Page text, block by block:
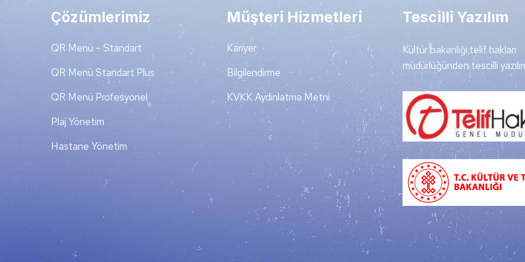
Çözümlerimiz
QR Menü – Standart
QR Menü Standart Plus
QR Menü Profesyonel
Plaj Yönetim
Hastane Yönetim
Müşteri Hizmetleri
Kariyer
Bilgilendirme
KVKK Aydınlatma Metni
Tescilli Yazılım
Kültür bakanlığı,telif hakları
müdürlüğünden tescilli